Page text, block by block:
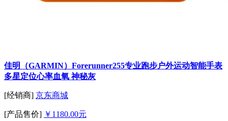
佳明（GARMIN）Forerunner255专业跑步户外运动智能手表
多星定位心率血氧 神秘灰
[经销商] 京东商城
[产品售价] ￥1180.00元